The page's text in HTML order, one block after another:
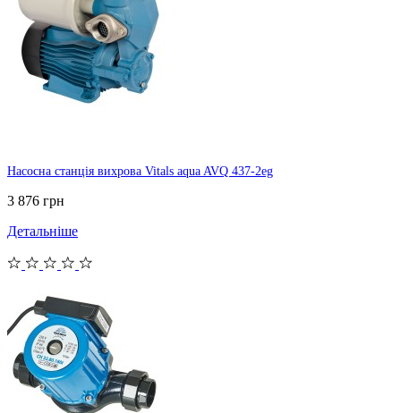
Насосна станція вихрова Vitals aqua AVQ 437-2eg
3 876 грн
Детальніше